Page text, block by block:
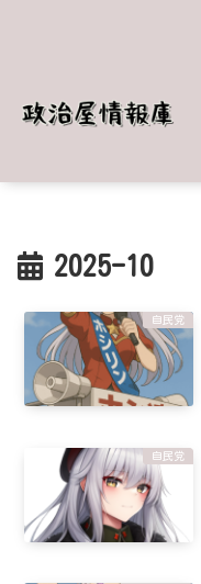
2025-10
自民党
自民党